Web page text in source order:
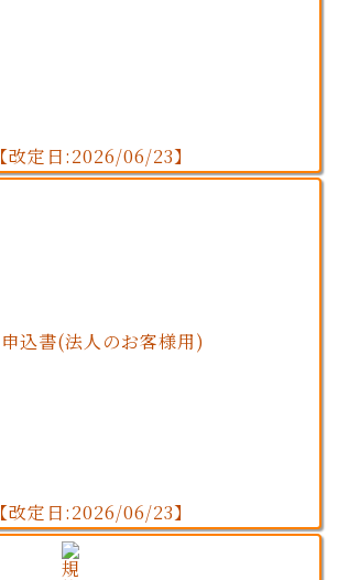
【改定日:2026/06/23】
申込書(法人のお客様用)
【改定日:2026/06/23】